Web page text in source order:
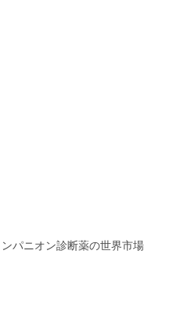
パニオン診断薬の世界市場